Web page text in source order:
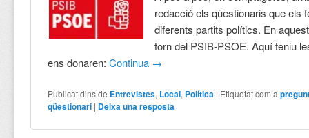
redacció els qüestionaris que els
diferents partits polítics. En
torn del PSIB-PSOE. Aquí teniu
ens donaren:Continua →
Publicat dins de Entrevistes, Local, Política | Etiquetat com a
qüestionari | Deixa una resposta